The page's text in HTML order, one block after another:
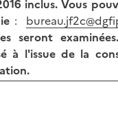
inclus. Vous
:
seront
à l'issue de la